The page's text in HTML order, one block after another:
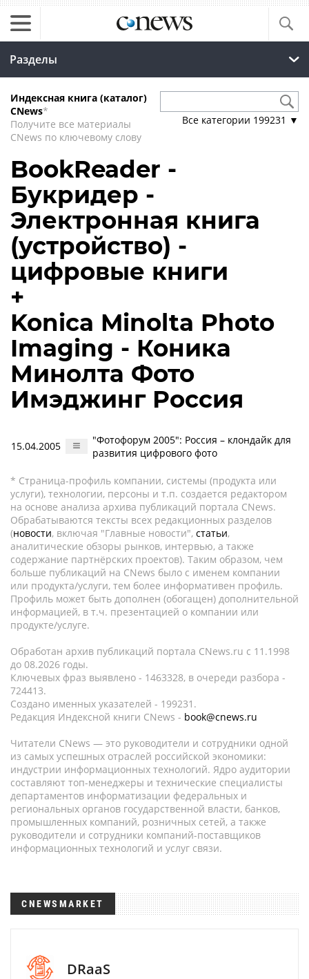
Разделы
Индексная книга (каталог)
CNews*
Получите все материалы
CNews по ключевому слову
Все категории 199231 ▼
BookReader -
Букридер -
Электронная книга
(устройство) -
цифровые книги
+
Konica Minolta Photo
Imaging - Коника
Минолта Фото
Имэджинг Россия
15.04.2005
"Фотофорум 2005": Россия – клондайк для
развития цифрового фото
* Страница-профиль компании, системы (продукта или
услуги), технологии, персоны и т.п. создается редактором
на основе анализа архива публикаций портала CNews.
Обрабатываются тексты всех редакционных разделов
(новости, включая "Главные новости", статьи,
аналитические обзоры рынков, интервью, а также
содержание партнёрских проектов). Таким образом, чем
больше публикаций на CNews было с именем компании
или продукта/услуги, тем более информативен профиль.
Профиль может быть дополнен (обогащен) дополнительной
информацией, в т.ч. презентацией о компании или
продукте/услуге.
Обработан архив публикаций портала CNews.ru c 11.1998
до 08.2026 годы.
Ключевых фраз выявлено - 1463328, в очереди разбора -
724413.
Создано именных указателей - 199231.
Редакция Индексной книги CNews - book@cnews.ru
Читатели CNews — это руководители и сотрудники одной
из самых успешных отраслей российской экономики:
индустрии информационных технологий. Ядро аудитории
составляют топ-менеджеры и технические специалисты
департаментов информатизации федеральных и
региональных органов государственной власти, банков,
промышленных компаний, розничных сетей, а также
руководители и сотрудники компаний-поставщиков
информационных технологий и услуг связи.
CNEWSMARKET
DRaaS